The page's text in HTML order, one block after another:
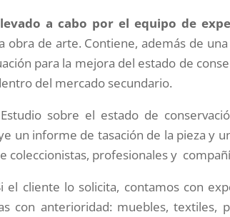
a cabo por el equipo de
obra de arte. Contiene, además de
para la mejora del estado de
del mercado secundario.
Estudio sobre el estado de
un informe de tasación de la pieza y
coleccionistas, profesionales y
el cliente lo solicita, contamos con
con anterioridad: muebles, textiles,